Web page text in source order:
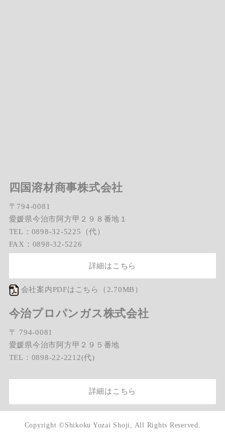
四国溶材商事株式会社
〒794-0081
愛媛県今治市阿方甲２９８番地１
TEL：0898-32-5225（代）
FAX：0898-32-5226
詳細はこちら
会社案内PDFはこちら（2.70MB）
今治プロパンガス株式会社
〒 794-0081
愛媛県今治市阿方甲２９５番地
TEL：0898-22-2212(代)
詳細はこちら
Copyright ©Shikoku Yozai Shoji, All Rights Reserved.